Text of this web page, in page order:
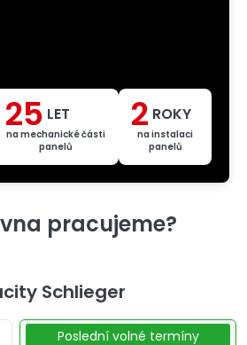
25 LET
na mechanické části
panelů
2 ROKY
na instalaci
panelů
pracujeme?
Schlieger
Poslední volné termíny